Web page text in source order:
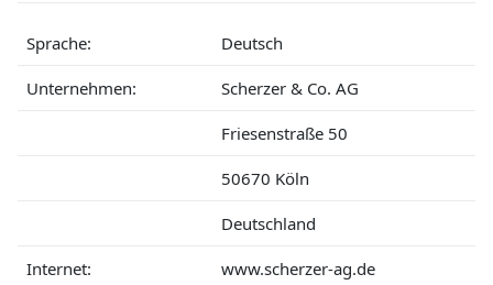
Sprache: Deutsch
Unternehmen: Scherzer & Co. AG
Friesenstraße 50
50670 Köln
Deutschland
Internet: www.scherzer-ag.de